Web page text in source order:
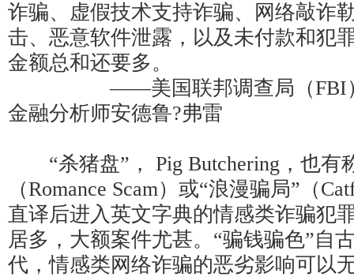
诈骗、虚假技术支持诈骗、网络敲诈
击、恶意软件泄露，以及未付款和犯
金额总和还要多。
——美国联邦调查局（FBI）
金融分析师安德鲁?弗雷
“杀猪盘”， Pig Butchering，也有
（Romance Scam）或“浪漫骗局”（
直译后进入英文字典的情感类诈骗犯
居多，大额案件尤甚。“骗钱骗色”自
代，情感类网络诈骗的恶劣影响可以